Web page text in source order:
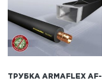
ТРУБКА ARMAFLEX AF-